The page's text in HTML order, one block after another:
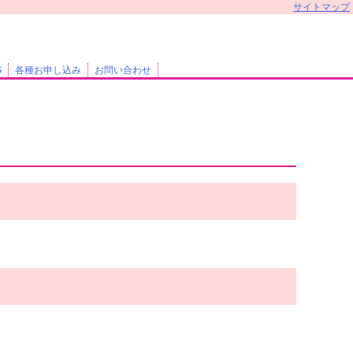
サイトマップ
各種お申し込み お問い合わせ